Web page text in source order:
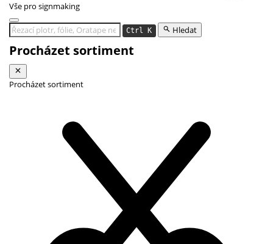
Vše pro signmaking
Ctrl K Hledat
Procházet sortiment
Procházet sortiment